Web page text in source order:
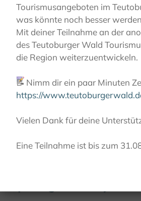
mystischen
WILLEBADESSEN - ZU
Tourismusangeboten im
was könnte noch besser
Mit deiner Teilnahme an der
des Teutoburger Wald
die Region weiterzuentwickeln.
📝 Nimm dir ein paar Minuten
https://
Vielen Dank für deine
Eine Teilnahme ist bis zum